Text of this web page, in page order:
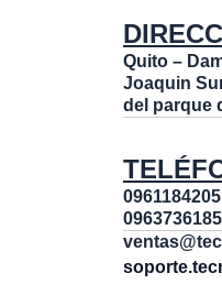
Quito –
Joaquin
del parque
0961184205
0963736185